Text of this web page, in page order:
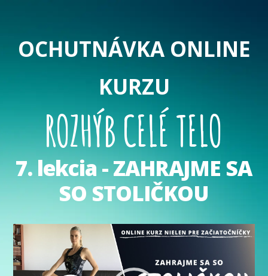
OCHUTNÁVKA ONLINE
KURZU
ROZHÝB CELÉ TELO
7. lekcia - ZAHRAJME SA
SO STOLIČKOU
Video
prehrávač